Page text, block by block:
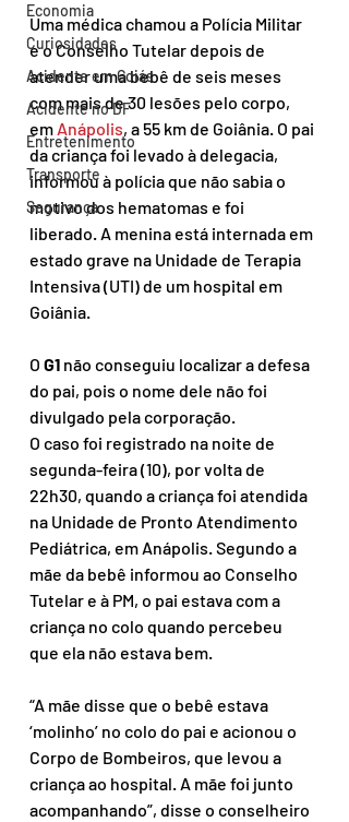
Economia
Curiosidades
Acidente em Goiás
Acidente no DF
Entretenimento
Transporte
Segurança
Uma médica chamou a Polícia Militar
e o Conselho Tutelar depois de
atender uma bebê de seis meses
com mais de 30 lesões pelo corpo,
em Anápolis, a 55 km de Goiânia. O pai
da criança foi levado à delegacia,
informou à polícia que não sabia o
motivo dos hematomas e foi
liberado. A menina está internada em
estado grave na Unidade de Terapia
Intensiva (UTI) de um hospital em
Goiânia.
O G1 não conseguiu localizar a defesa
do pai, pois o nome dele não foi
divulgado pela corporação.
O caso foi registrado na noite de
segunda-feira (10), por volta de
22h30, quando a criança foi atendida
na Unidade de Pronto Atendimento
Pediátrica, em Anápolis. Segundo a
mãe da bebê informou ao Conselho
Tutelar e à PM, o pai estava com a
criança no colo quando percebeu
que ela não estava bem.
“A mãe disse que o bebê estava
‘molinho’ no colo do pai e acionou o
Corpo de Bombeiros, que levou a
criança ao hospital. A mãe foi junto
acompanhando”, disse o conselheiro